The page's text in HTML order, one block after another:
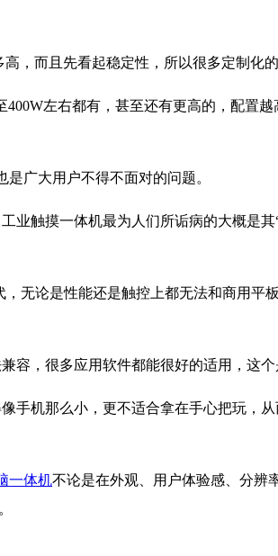
，而且先看起稳定性，所以很多定制化
左右都有，甚至还有更高的，配置
广大用户不得不面对的问题。
业触摸一体机最为人们所诟病的大概是
无论是性能还是触控上都无法和商用
，很多应用软件都能很好的适用，这个
手机那么小，更不适合拿在手心把玩，
一体机不论是在外观、用户体验感、分辨